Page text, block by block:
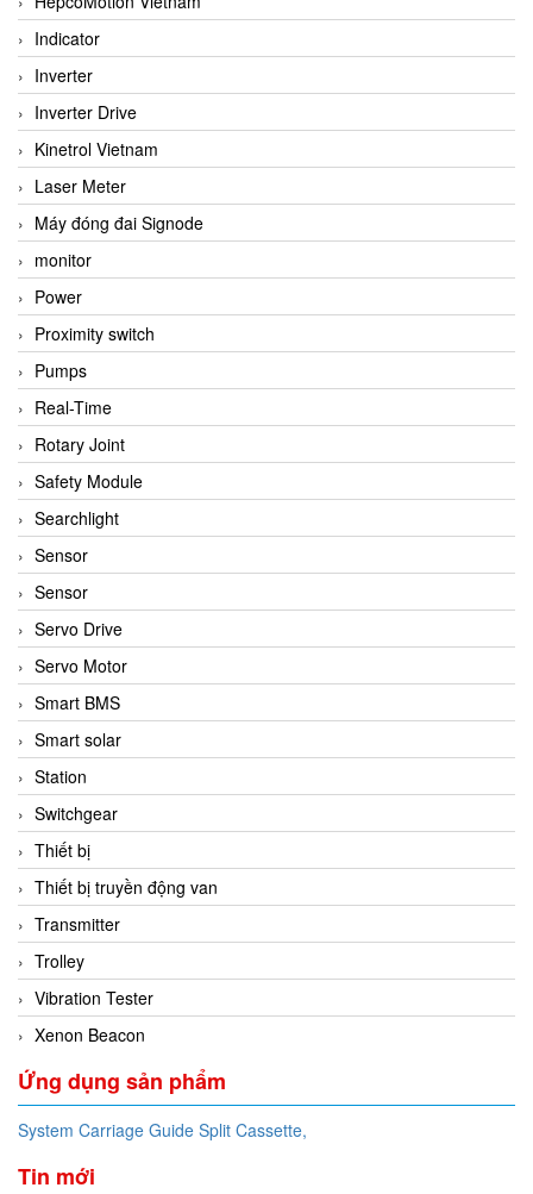
Indicator
Inverter
Inverter Drive
Kinetrol Vietnam
Laser Meter
Máy đóng đai Signode
monitor
Power
Proximity switch
Pumps
Real-Time
Rotary Joint
Safety Module
Searchlight
Sensor
Sensor
Servo Drive
Servo Motor
Smart BMS
Smart solar
Station
Switchgear
Thiết bị
Thiết bị truyền động van
Transmitter
Trolley
Vibration Tester
Xenon Beacon
Ứng dụng sản phẩm
System Carriage Guide Split Cassette,
Tin mới